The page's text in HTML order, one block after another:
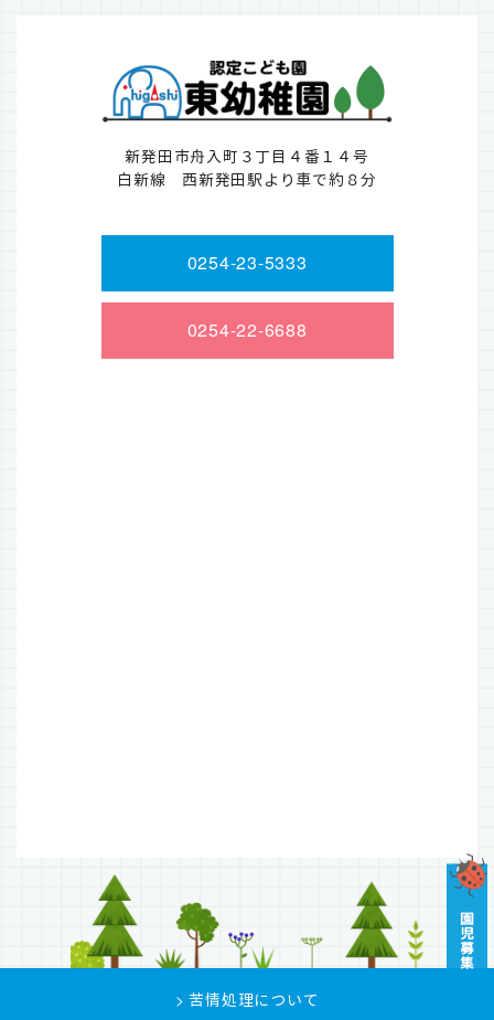
新発田市舟入町３丁目４番１４号
白新線 西新発田駅より車で約８分
0254-23-5333
0254-22-6688
> 苦情処理について